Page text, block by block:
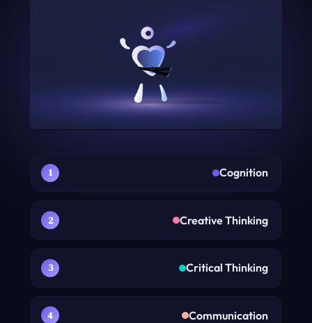
Cognition
Creative Thinking
Critical Thinking
Communication